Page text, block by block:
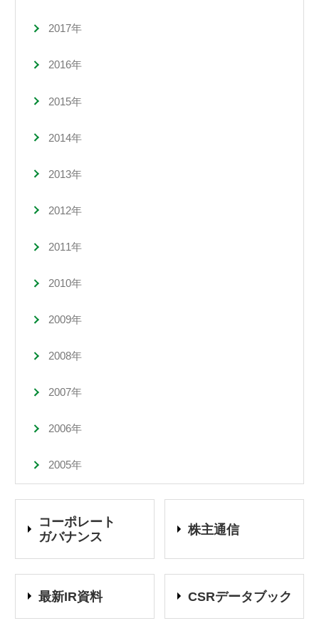
2017年
2016年
2015年
2014年
2013年
2012年
2011年
2010年
2009年
2008年
2007年
2006年
2005年
コーポレート
ガバナンス
株主通信
最新IR資料 CSRデータブック